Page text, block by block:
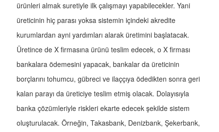
ürünleri almak suretiyle ilk çalışmayı yapabilecekler. Yani
üreticinin hiç parası yoksa sistemin içindeki akredite
kurumlardan ayni yardımları alarak üretimini başlatacak.
Üretince de X firmasına ürünü teslim edecek, o X firması
bankalara ödemesini yapacak, bankalar da üreticinin
borçlarını tohumcu, gübreci ve ilaççıya ödedikten sonra geri
kalan parayı da üreticiye teslim etmiş olacak. Dolayısıyla
banka çözümleriyle riskleri ekarte edecek şekilde sistem
oluşturulacak. Örneğin, Takasbank, Denizbank, Şekerbank,